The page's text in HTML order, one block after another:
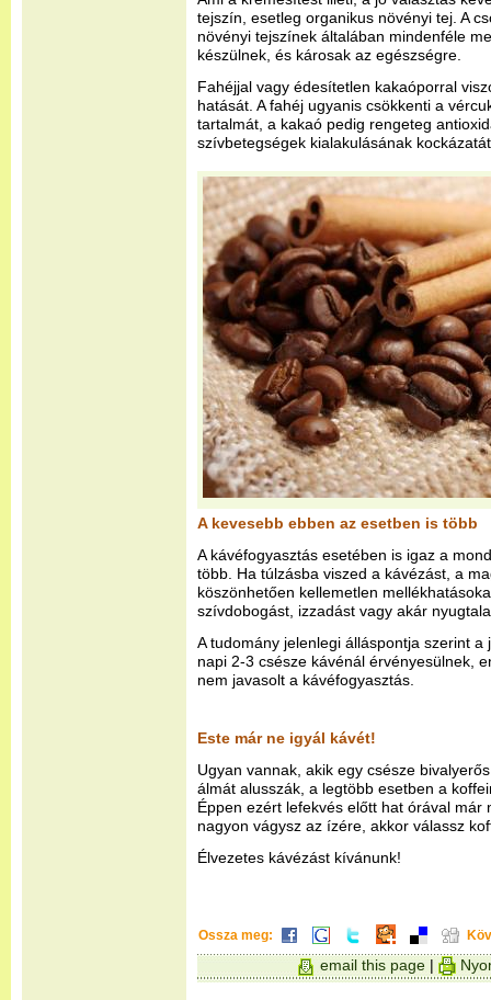
tejszín, esetleg organikus növényi tej. A
növényi tejszínek általában mindenféle
készülnek, és károsak az egészségre.
Fahéjjal vagy édesítetlen kakaóporral
hatását. A fahéj ugyanis csökkenti a
tartalmát, a kakaó pedig rengeteg
szívbetegségek kialakulásának
A kevesebb ebben az esetben is több
A kávéfogyasztás esetében is igaz a
több. Ha túlzásba viszed a kávézást, a
köszönhetően kellemetlen
szívdobogást, izzadást vagy akár
A tudomány jelenlegi álláspontja szerint
napi 2-3 csésze kávénál érvényesülnek,
nem javasolt a kávéfogyasztás.
Este már ne igyál kávét!
Ugyan vannak, akik egy csésze
álmát alusszák, a legtöbb esetben a
Éppen ezért lefekvés előtt hat órával már
nagyon vágysz az ízére, akkor válassz
Élvezetes kávézást kívánunk!
Ossza meg:
email this page|